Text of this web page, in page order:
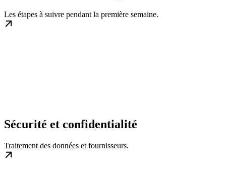
Les étapes à suivre pendant la première semaine.
Sécurité et confidentialité
Traitement des données et fournisseurs.